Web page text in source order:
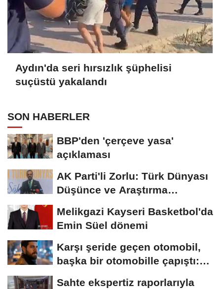
Aydın'da seri hırsızlık şüphelisi
suçüstü yakalandı
SON HABERLER
BBP'den 'çerçeve yasa'
açıklaması
AK Parti'li Zorlu: Türk Dünyası
Düşünce ve Araştırma
Melikgazi Kayseri Basketbol'da
Emin Süel dönemi
Karşı şeride geçen otomobil,
başka bir otomobille çapıştı:
Sahte ekspertiz raporlarıyla